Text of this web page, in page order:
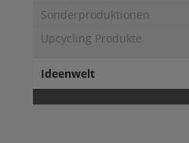
Sonderproduktionen
Upcycling Produkte
Ideenwelt